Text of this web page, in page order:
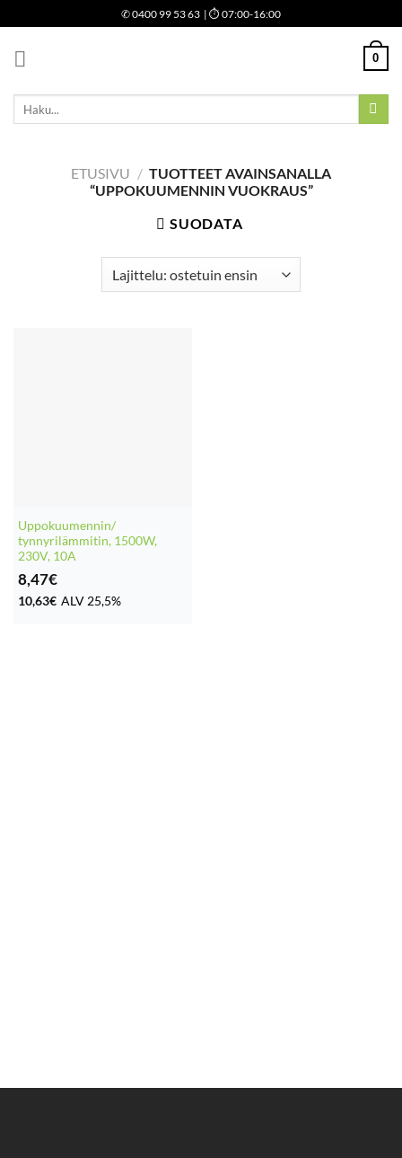
to
content
✆0400 99 53 63 | ⏱ 07:00-16:00
0
Etsi:
ETUSIVU / TUOTTEET AVAINSANALLA
“UPPOKUUMENNIN VUOKRAUS”
SUODATA
Uppokuumennin/
tynnyrilämmitin, 1500W,
230V, 10A
8,47€
10,63€ ALV 25,5%